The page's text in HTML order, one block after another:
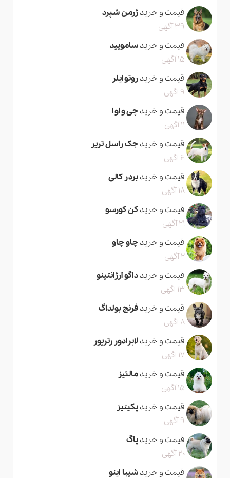
قیمت و خریدژرمن شپرد
39 آگهی
قیمت و خریدسامویید
15 آگهی
قیمت و خریدروتوایلر
9 آگهی
قیمت و خریدچی واوا
11 آگهی
قیمت و خریدجک راسل تریر
6 آگهی
قیمت و خریدبردر کالی
18 آگهی
قیمت و خریدکن کورسو
21 آگهی
قیمت و خریدچاو چاو
2 آگهی
قیمت و خریدداگو آرژانتینو
13 آگهی
قیمت و خریدفرنچ بولداگ
8 آگهی
قیمت و خریدلابرادور رتریور
17 آگهی
قیمت و خریدمالتیز
15 آگهی
قیمت و خریدپکینیز
9 آگهی
قیمت و خریدپاگ
20 آگهی
قیمت و خریدشیبا اینو